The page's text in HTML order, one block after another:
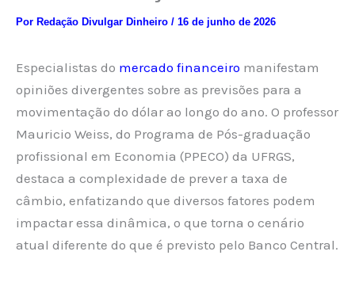
Por Redação Divulgar Dinheiro / 16 de junho de 2026
Especialistas do mercado financeiro manifestam
opiniões divergentes sobre as previsões para a
movimentação do dólar ao longo do ano. O professor
Mauricio Weiss, do Programa de Pós-graduação
profissional em Economia (PPECO) da UFRGS,
destaca a complexidade de prever a taxa de
câmbio, enfatizando que diversos fatores podem
impactar essa dinâmica, o que torna o cenário
atual diferente do que é previsto pelo Banco Central.